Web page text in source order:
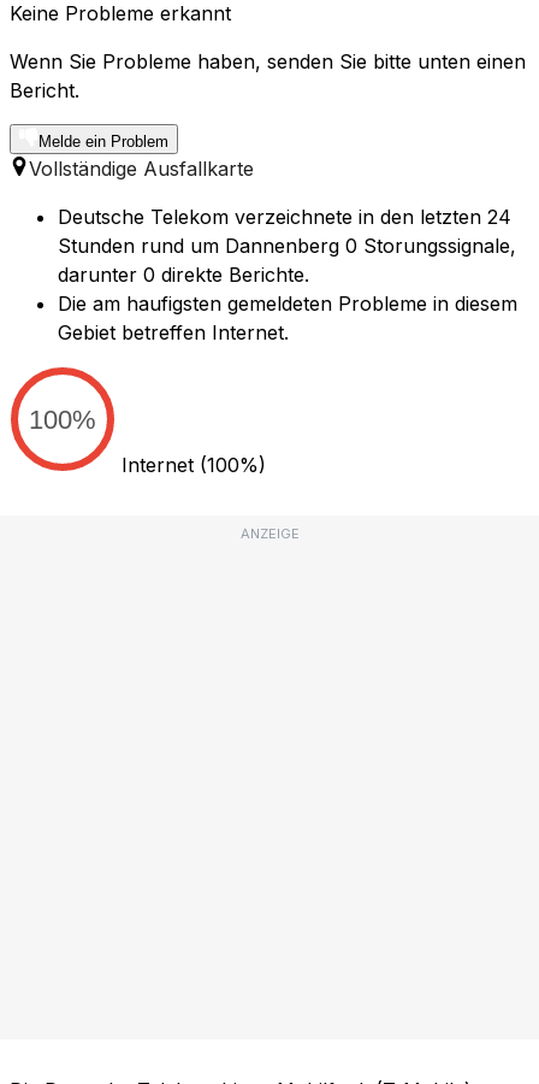
Keine Probleme erkannt
Wenn Sie Probleme haben, senden Sie bitte unten einen
Bericht.
Melde ein Problem
Vollständige Ausfallkarte
Deutsche Telekom verzeichnete in den letzten 24
Stunden rund um Dannenberg 0 Storungssignale,
darunter 0 direkte Berichte.
Die am haufigsten gemeldeten Probleme in diesem
Gebiet betreffen Internet.
100%
Internet (100%)
ANZEIGE